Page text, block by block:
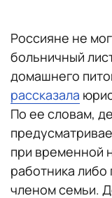
Россияне не
больничный
домашнего
рассказала
По ее словам,
при временной
работника
членом семьи.